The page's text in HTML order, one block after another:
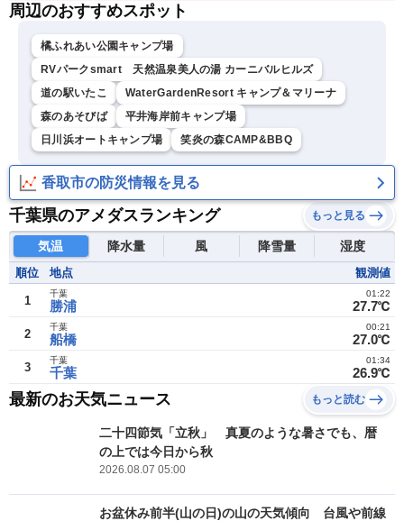
周辺のおすすめスポット
橘ふれあい公園キャンプ場
RVパークsmart 天然温泉美人の湯 カーニバルヒルズ
道の駅いたこ
WaterGardenResort キャンプ＆マリーナ
森のあそびば
平井海岸前キャンプ場
日川浜オートキャンプ場
笑炎の森CAMP&BBQ
香取市の防災情報を見る
千葉県のアメダスランキング もっと見る
気温 降水量 風 降雪量 湿度
順位 地点 観測値
1 勝浦
千葉
27.7℃
01:22
2 船橋
千葉
27.0℃
00:21
3 千葉
千葉
26.9℃
01:34
最新のお天気ニュース もっと読む
二十四節気「立秋」 真夏のような暑さでも、暦
の上では今日から秋
2026.08.07 05:00
お盆休み前半(山の日)の山の天気傾向 台風や前線